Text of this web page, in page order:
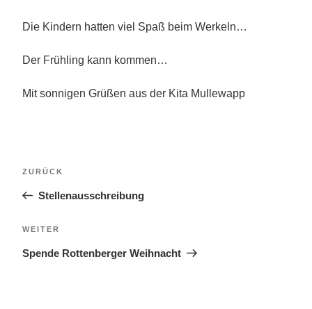
Die Kindern hatten viel Spaß beim Werkeln…
Der Frühling kann kommen…
Mit sonnigen Grüßen aus der Kita Mullewapp
Vorheriger
ZURÜCK
Stellenausschreibung
Nächster
WEITER
Spende Rottenberger Weihnacht